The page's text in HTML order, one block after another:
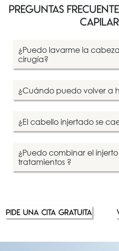
PREGUNTAS
¿Puedo lavarme la
cirugía?
¿Cuándo puedo volver a
¿El cabello injertado se
¿Puedo combinar el
tratamientos ?
PIDE UNA CITA GRATUITA